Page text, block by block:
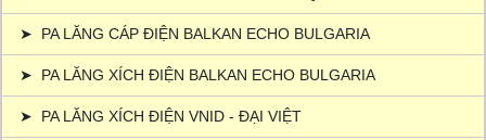
➤ PA LĂNG CÁP ĐIỆN BALKAN ECHO BULGARIA
➤ PA LĂNG XÍCH ĐIỆN BALKAN ECHO BULGARIA
➤ PA LĂNG XÍCH ĐIỆN VNID - ĐẠI VIỆT